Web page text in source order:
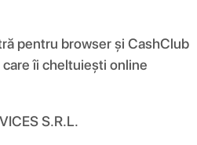
pentru browser și CashClub
îi cheltuiești online
S.R.L.